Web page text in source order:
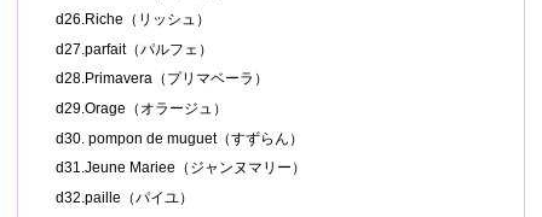
d26.Riche（リッシュ）
d27.parfait（パルフェ）
d28.Primavera（プリマベーラ）
d29.Orage（オラージュ）
d30. pompon de muguet（すずらん）
d31.Jeune Mariee（ジャンヌマリー）
d32.paille（パイユ）